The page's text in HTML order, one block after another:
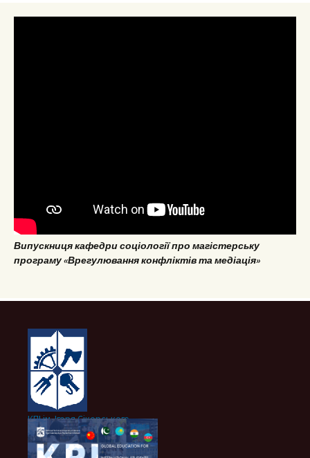
Випускниця кафедри соціології про магістерську
програму «Врегулювання конфліктів та медіація»
КПІ ім. Ігоря Сікорського